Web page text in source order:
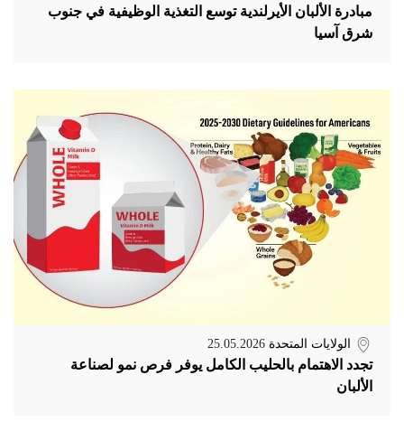
مبادرة الألبان الأيرلندية توسع التغذية الوظيفية في جنوب
شرق آسيا
الولايات المتحدة 25.05.2026
تجدد الاهتمام بالحليب الكامل يوفر فرص نمو لصناعة
الألبان